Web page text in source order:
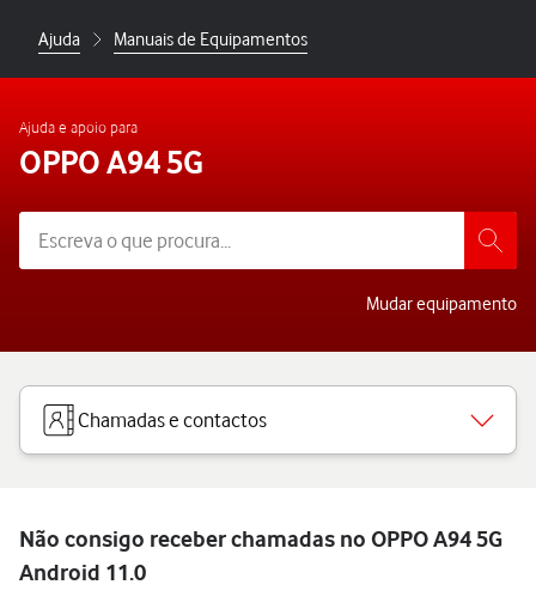
Ajuda Manuais de Equipamentos
Ajuda e apoio para
OPPO A94 5G
Mudar equipamento
Chamadas e contactos
Não consigo receber chamadas no OPPO A94 5G
Android 11.0